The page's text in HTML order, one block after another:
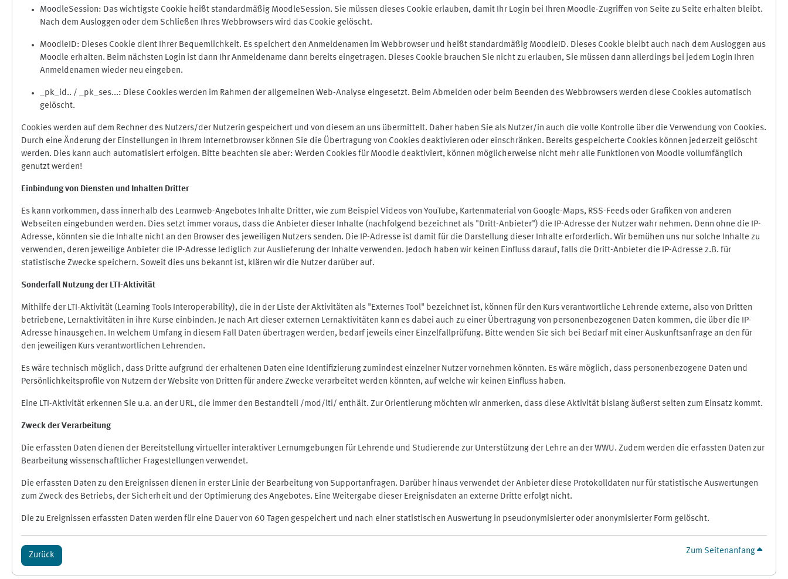
MoodleSession: Das wichtigste Cookie heißt standardmäßig MoodleSession. Sie müssen dieses Cookie erlauben, damit Ihr Login bei Ihren Moodle-Zugriffen von Seite zu Seite erhalten bleibt.
Nach dem Ausloggen oder dem Schließen Ihres Webbrowsers wird das Cookie gelöscht.
MoodleID: Dieses Cookie dient Ihrer Bequemlichkeit. Es speichert den Anmeldenamen im Webbrowser und heißt standardmäßig MoodleID. Dieses Cookie bleibt auch nach dem Ausloggen aus
Moodle erhalten. Beim nächsten Login ist dann Ihr Anmeldename dann bereits eingetragen. Dieses Cookie brauchen Sie nicht zu erlauben, Sie müssen dann allerdings bei jedem Login Ihren
Anmeldenamen wieder neu eingeben.
_pk_id.. / _pk_ses...: Diese Cookies werden im Rahmen der allgemeinen Web-Analyse eingesetzt. Beim Abmelden oder beim Beenden des Webbrowsers werden diese Cookies automatisch
gelöscht.
Cookies werden auf dem Rechner des Nutzers/der Nutzerin gespeichert und von diesem an uns übermittelt. Daher haben Sie als Nutzer/in auch die volle Kontrolle über die Verwendung von Cookies.
Durch eine Änderung der Einstellungen in Ihrem Internetbrowser können Sie die Übertragung von Cookies deaktivieren oder einschränken. Bereits gespeicherte Cookies können jederzeit gelöscht
werden. Dies kann auch automatisiert erfolgen. Bitte beachten sie aber: Werden Cookies für Moodle deaktiviert, können möglicherweise nicht mehr alle Funktionen von Moodle vollumfänglich
genutzt werden!
Einbindung von Diensten und Inhalten Dritter
Es kann vorkommen, dass innerhalb des Learnweb-Angebotes Inhalte Dritter, wie zum Beispiel Videos von YouTube, Kartenmaterial von Google-Maps, RSS-Feeds oder Grafiken von anderen
Webseiten eingebunden werden. Dies setzt immer voraus, dass die Anbieter dieser Inhalte (nachfolgend bezeichnet als "Dritt-Anbieter") die IP-Adresse der Nutzer wahr nehmen. Denn ohne die IP-
Adresse, könnten sie die Inhalte nicht an den Browser des jeweiligen Nutzers senden. Die IP-Adresse ist damit für die Darstellung dieser Inhalte erforderlich. Wir bemühen uns nur solche Inhalte zu
verwenden, deren jeweilige Anbieter die IP-Adresse lediglich zur Auslieferung der Inhalte verwenden. Jedoch haben wir keinen Einfluss darauf, falls die Dritt-Anbieter die IP-Adresse z.B. für
statistische Zwecke speichern. Soweit dies uns bekannt ist, klären wir die Nutzer darüber auf.
Sonderfall Nutzung der LTI-Aktivität
Mithilfe der LTI-Aktivität (Learning Tools Interoperability), die in der Liste der Aktivitäten als "Externes Tool" bezeichnet ist, können für den Kurs verantwortliche Lehrende externe, also von Dritten
betriebene, Lernaktivitäten in ihre Kurse einbinden. Je nach Art dieser externen Lernaktivitäten kann es dabei auch zu einer Übertragung von personenbezogenen Daten kommen, die über die IP-
Adresse hinausgehen. In welchem Umfang in diesem Fall Daten übertragen werden, bedarf jeweils einer Einzelfallprüfung. Bitte wenden Sie sich bei Bedarf mit einer Auskunftsanfrage an den für
den jeweiligen Kurs verantwortlichen Lehrenden.
Es wäre technisch möglich, dass Dritte aufgrund der erhaltenen Daten eine Identifizierung zumindest einzelner Nutzer vornehmen könnten. Es wäre möglich, dass personenbezogene Daten und
Persönlichkeitsprofile von Nutzern der Website von Dritten für andere Zwecke verarbeitet werden könnten, auf welche wir keinen Einfluss haben.
Eine LTI-Aktivität erkennen Sie u.a. an der URL, die immer den Bestandteil /mod/lti/ enthält. Zur Orientierung möchten wir anmerken, dass diese Aktivität bislang äußerst selten zum Einsatz kommt.
Zweck der Verarbeitung
Die erfassten Daten dienen der Bereitstellung virtueller interaktiver Lernumgebungen für Lehrende und Studierende zur Unterstützung der Lehre an der WWU. Zudem werden die erfassten Daten zur
Bearbeitung wissenschaftlicher Fragestellungen verwendet.
Die erfassten Daten zu den Ereignissen dienen in erster Linie der Bearbeitung von Supportanfragen. Darüber hinaus verwendet der Anbieter diese Protokolldaten nur für statistische Auswertungen
zum Zweck des Betriebs, der Sicherheit und der Optimierung des Angebotes. Eine Weitergabe dieser Ereignisdaten an externe Dritte erfolgt nicht.
Die zu Ereignissen erfassten Daten werden für eine Dauer von 60 Tagen gespeichert und nach einer statistischen Auswertung in pseudonymisierter oder anonymisierter Form gelöscht.
Zurück Zum Seitenanfang